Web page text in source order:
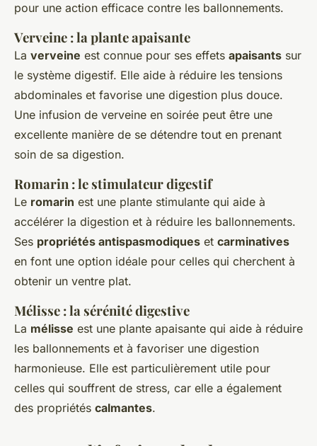
pour une action efficace contre les ballonnements.
Verveine : la plante apaisante
La verveine est connue pour ses effets apaisants sur
le système digestif. Elle aide à réduire les tensions
abdominales et favorise une digestion plus douce.
Une infusion de verveine en soirée peut être une
excellente manière de se détendre tout en prenant
soin de sa digestion.
Romarin : le stimulateur digestif
Le romarin est une plante stimulante qui aide à
accélérer la digestion et à réduire les ballonnements.
Ses propriétés antispasmodiques et carminatives
en font une option idéale pour celles qui cherchent à
obtenir un ventre plat.
Mélisse : la sérénité digestive
La mélisse est une plante apaisante qui aide à réduire
les ballonnements et à favoriser une digestion
harmonieuse. Elle est particulièrement utile pour
celles qui souffrent de stress, car elle a également
des propriétés calmantes.